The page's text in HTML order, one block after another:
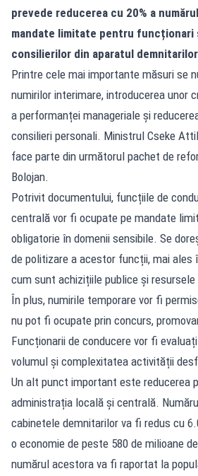
prevede reducerea cu 20% a
mandate limitate pentru funcționari
consilierilor din aparatul
Printre cele mai importante măsuri se
numirilor interimare, introducerea unor
a performanței manageriale și
consilieri personali. Ministrul Cseke
face parte din următorul pachet de
Bolojan.
Potrivit documentului, funcțiile de
centrală vor fi ocupate pe mandate
obligatorie în domenii sensibile. Se
de politizare a acestor funcții, mai ales
cum sunt achizițiile publice și resursele
În plus, numirile temporare vor fi
nu pot fi ocupate prin concurs,
Funcționarii de conducere vor fi
volumul și complexitatea activității
Un alt punct important este reducerea
administrația locală și centrală.
cabinetele demnitarilor va fi redus cu
o economie de peste 580 de milioane
numărul acestora va fi raportat la